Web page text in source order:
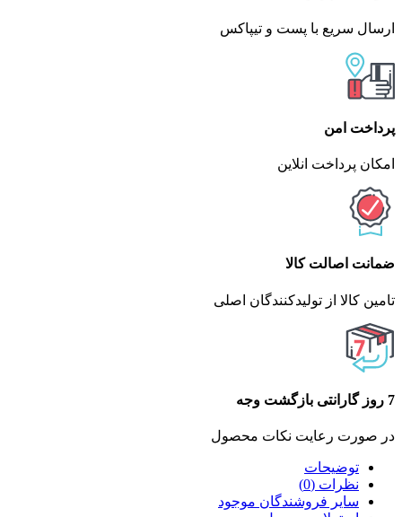
ارسال سریع با پست و تیپاکس
پرداخت امن
امکان پرداخت انلاین
ضمانت اصالت کالا
تامین کالا از تولیدکنندگان اصلی
7 روز گارانتی بازگشت وجه
در صورت رعایت نکات محصول
توضیحات
نظرات (0)
سایر فروشندگان موجود